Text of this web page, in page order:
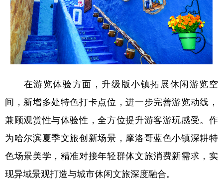
Русский язык 日本語 한국어
Deutsch Português
在游览体验方面，升级版小镇拓展休闲游览空
间，新增多处特色打卡点位，进一步完善游览动线，
兼顾观赏性与体验性，全方位提升游客游玩感受。作
为哈尔滨夏季文旅创新场景，摩洛哥蓝色小镇深耕特
色场景美学，精准对接年轻群体文旅消费新需求，实
现异域景观打造与城市休闲文旅深度融合。